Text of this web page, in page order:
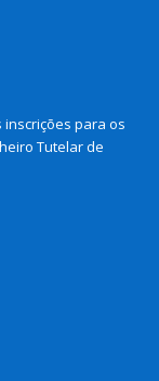
inscrições para os
Tutelar de